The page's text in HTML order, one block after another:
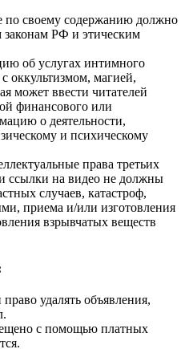
по своему содержанию должно
законам РФ и этическим
об услугах интимного
оккультизмом, магией,
может ввести читателей
финансового или
о деятельности,
и психическому
права третьих
ссылки на видео не должны
случаев, катастроф,
приема и/или изготовления
взрывчатых веществ
удалять объявления,
с помощью платных